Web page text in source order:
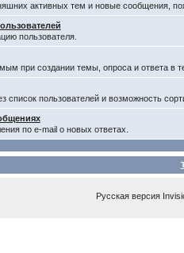
активных тем и новые сообщения,
пользователя.
при создании темы, опроса и ответа в
список пользователей и возможность
по e-mail о новых ответах.
Русская версия